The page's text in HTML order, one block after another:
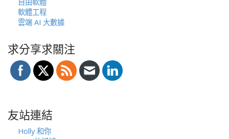
軟體工程
雲端 AI 大數據
求分享求關注
友站連結
Holly 和你